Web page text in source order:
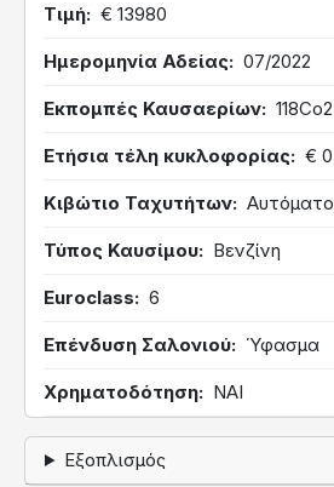
Τιμή € 13980
Ημερομηνία Αδείας 07/2022
Εκπομπές Καυσαερίων 118Co2
Ετήσια τέλη κυκλοφορίας € 0
Κιβώτιο Ταχυτήτων Αυτόματο
Τύπος Καυσίμου Βενζίνη
Euroclass 6
Επένδυση Σαλονιού Ύφασμα
Χρηματοδότηση ΝΑΙ
Εξοπλισμός